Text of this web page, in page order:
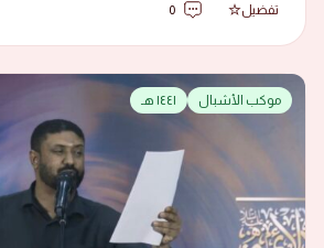
تفضيل 0
موكب الأشبال ١٤٤١ هـ